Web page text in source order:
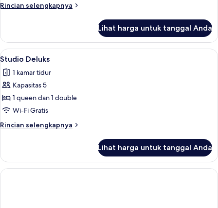
Rincian selengkapnya
Rincian
Suite,
kamar
Lihat harga untuk tanggal Anda
Lihat
semua
foto
untuk
Studio
Deluks
Studio Deluks | Seprai premium,
4
Studio Deluks
1 kamar tidur
Kapasitas 5
1 queen dan 1 double
Wi-Fi Gratis
Rincian selengkapnya
Rincian
Studio
Deluks
Lihat harga untuk tanggal Anda